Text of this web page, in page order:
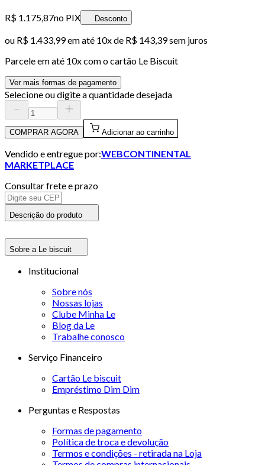
R$ 1.175,87no PIX Desconto
ou R$ 1.433,99em até 10x de R$ 143,39 sem juros
Parcele em até 10x com o cartão Le Biscuit
Ver mais formas de pagamento
Selecione ou digite a quantidade desejada
COMPRAR AGORA Adicionar ao carrinho
Vendido e entregue por:WEBCONTINENTAL
MARKETPLACE
Consultar frete e prazo
Descrição do produto
Sobre a Le biscuit
Institucional
Sobre nós
Nossas lojas
Clube Minha Le
Blog da Le
Trabalhe conosco
Serviço Financeiro
Cartão Le biscuit
Empréstimo Dim Dim
Perguntas e Respostas
Formas de pagamento
Política de troca e devolução
Termos e condições - retirada na Loja